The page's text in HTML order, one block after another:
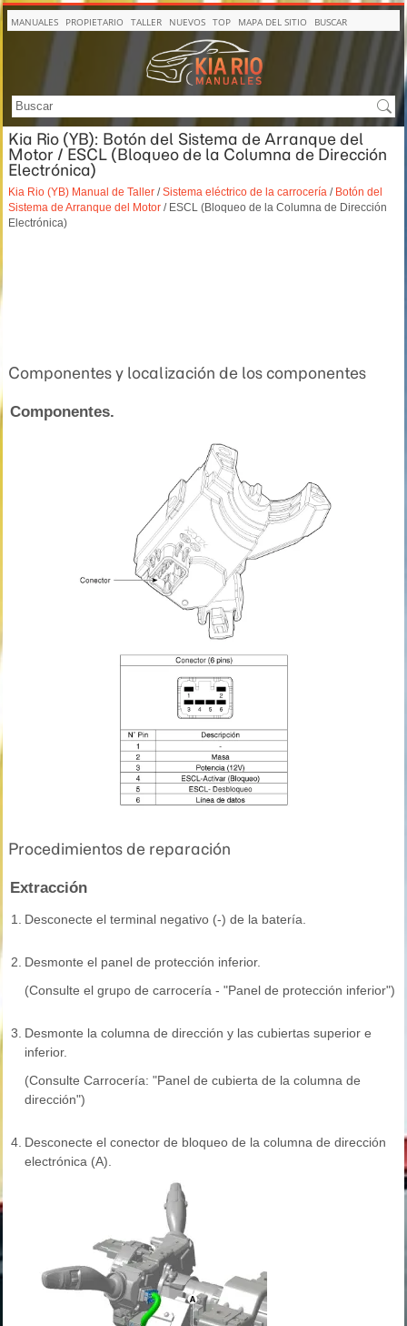
MANUALES PROPIETARIO TALLER NUEVOS TOP MAPA DEL SITIO BUSCAR
Kia Rio (YB): Botón del Sistema de Arranque del
Motor / ESCL (Bloqueo de la Columna de Dirección
Electrónica)
Kia Rio (YB) Manual de Taller /Sistema eléctrico de la carrocería / Botón del
Sistema de Arranque del Motor / ESCL (Bloqueo de la Columna de Dirección
Electrónica)
Componentes y localización de los componentes
Componentes.
Procedimientos de reparación
Extracción
1. Desconecte el terminal negativo (-) de la batería.
2. Desmonte el panel de protección inferior.
(Consulte el grupo de carrocería - "Panel de protección inferior")
3. Desmonte la columna de dirección y las cubiertas superior e
inferior.
(Consulte Carrocería: "Panel de cubierta de la columna de
dirección")
4. Desconecte el conector de bloqueo de la columna de dirección
electrónica (A).